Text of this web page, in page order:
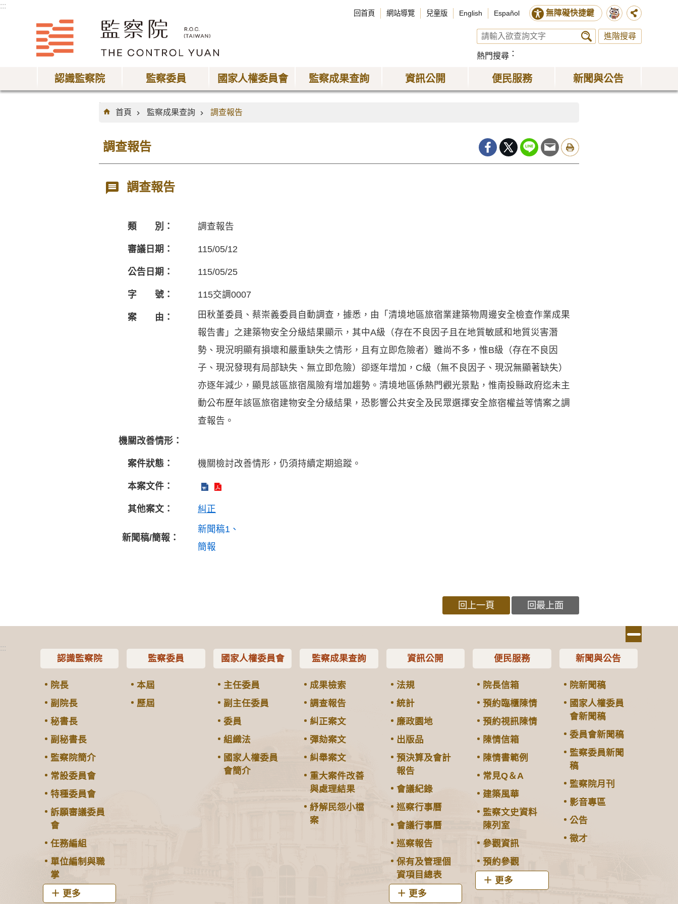
:::
回首頁 網站導覽 兒童版 English Español 無障礙快捷鍵
進階搜尋
熱門搜尋
認識監察院 監察委員 國家人權委員會 監察成果查詢 資訊公開 便民服務 新聞與公告
:::
首頁
監察成果查詢 調查報告
調查報告
調查報告
類 別： 調查報告
審議日期： 115/05/12
公告日期： 115/05/25
字 號： 115交調0007
案 由：
田秋堇委員、蔡崇義委員自動調查，據悉，由「清境地區旅宿業建築物周邊安全檢查作業成果
報告書」之建築物安全分級結果顯示，其中A級（存在不良因子且在地質敏感和地質災害潛
勢、現況明顯有損壞和嚴重缺失之情形，且有立即危險者）雖尚不多，惟B級（存在不良因
子、現況發現有局部缺失、無立即危險）卻逐年增加，C級（無不良因子、現況無顯著缺失）
亦逐年減少，顯見該區旅宿風險有增加趨勢。清境地區係熱門觀光景點，惟南投縣政府迄未主
動公布歷年該區旅宿建物安全分級結果，恐影響公共安全及民眾選擇安全旅宿權益等情案之調
查報告。
機關改善情形：
案件狀態： 機關檢討改善情形，仍須持續定期追蹤。
本案文件：
其他案文： 糾正
新聞稿/簡報：
新聞稿1
簡報
回上一頁 回最上面
:::
認識監察院
院長
副院長
秘書長
副秘書長
監察院簡介
常設委員會
特種委員會
訴願審議委員
會
任務編組
單位編制與職
掌
更多
監察委員
本屆
歷屆
國家人權委員會
主任委員
副主任委員
委員
組織法
國家人權委員
會簡介
監察成果查詢
成果檢索
調查報告
糾正案文
彈劾案文
糾舉案文
重大案件改善
與處理結果
紓解民怨小檔
案
資訊公開
法規
統計
廉政園地
出版品
預決算及會計
報告
會議紀錄
巡察行事曆
會議行事曆
巡察報告
保有及管理個
資項目總表
更多
便民服務
院長信箱
預約臨櫃陳情
預約視訊陳情
陳情信箱
陳情書範例
常見Q＆A
建築風華
監察文史資料
陳列室
參觀資訊
預約參觀
更多
新聞與公告
院新聞稿
國家人權委員
會新聞稿
委員會新聞稿
監察委員新聞
稿
監察院月刊
影音專區
公告
徵才